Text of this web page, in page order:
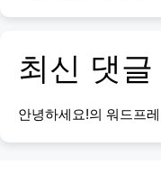
최신 댓글
안녕하세요!의 워드프